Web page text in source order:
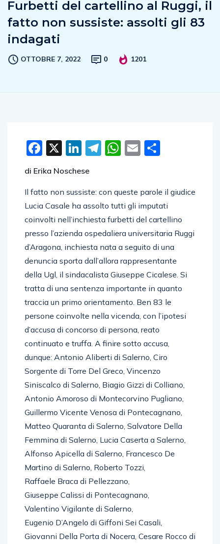
Furbetti del cartellino al Ruggi, il
fatto non sussiste: assolti gli 83
indagati
OTTOBRE 7, 2022 0 1201
Facebook
X LinkedIn
Telegram
WhatsApp
Email
di Erika Noschese
Il fatto non sussiste: con queste parole il giudice
Lucia Casale ha assolto tutti gli imputati
coinvolti nell’inchiesta furbetti del cartellino
presso l’azienda ospedaliera universitaria Ruggi
d’Aragona, inchiesta nata a seguito di una
denuncia sporta dall’allora rappresentante
della Ugl, il sindacalista Giuseppe Cicalese. Si
tratta di una sentenza importante in quanto
traccia un primo orientamento. Ben 83 le
persone coinvolte nella vicenda, con l’ipotesi
d’accusa di concorso di persona, reato
continuato e truffa. A finire sotto accusa,
dunque: Antonio Aliberti di Salerno, Ciro
Sorgente di Torre Del Greco, Vincenzo
Siniscalco di Salerno, Biagio Gizzi di Colliano,
Antonio Amoroso di Montecorvino Pugliano,
Guillermo Vicente Venosa di Pontecagnano,
Matteo Quaranta di Salerno, Salvatore Della
Femmina di Salerno, Lucia Caserta a Salerno,
Alfonso Apicella di Salerno, Francesco De
Martino di Salerno, Roberto Tozzi,
Raffaele Braca di Pellezzano,
Giuseppe Calissi di Pontecagnano,
Valentino Vigilante di Salerno,
Eugenio D’Angelo di Giffoni Sei Casali,
Giovanni Della Porta di Nocera, Cesare Rocco di